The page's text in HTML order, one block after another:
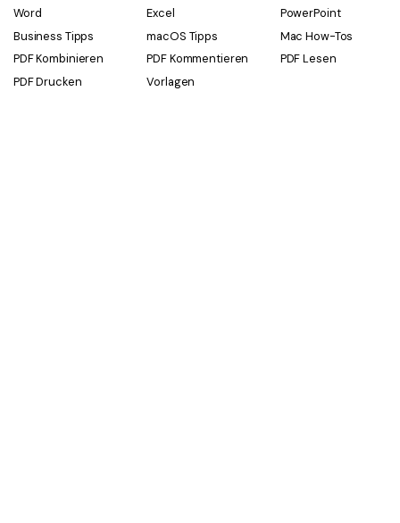
Word
Excel
PowerPoint
Business Tipps
macOS Tipps
Mac How-Tos
PDF Kombinieren
PDF Kommentieren
PDF Lesen
PDF Drucken
Vorlagen